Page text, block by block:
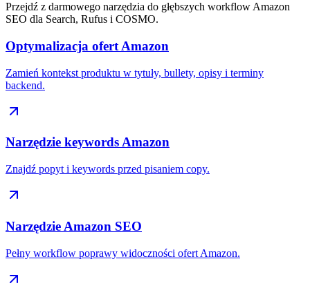
Przejdź z darmowego narzędzia do głębszych workflow Amazon
SEO dla Search, Rufus i COSMO.
Optymalizacja ofert Amazon
Zamień kontekst produktu w tytuły, bullety, opisy i terminy
backend.
Narzędzie keywords Amazon
Znajdź popyt i keywords przed pisaniem copy.
Narzędzie Amazon SEO
Pełny workflow poprawy widoczności ofert Amazon.